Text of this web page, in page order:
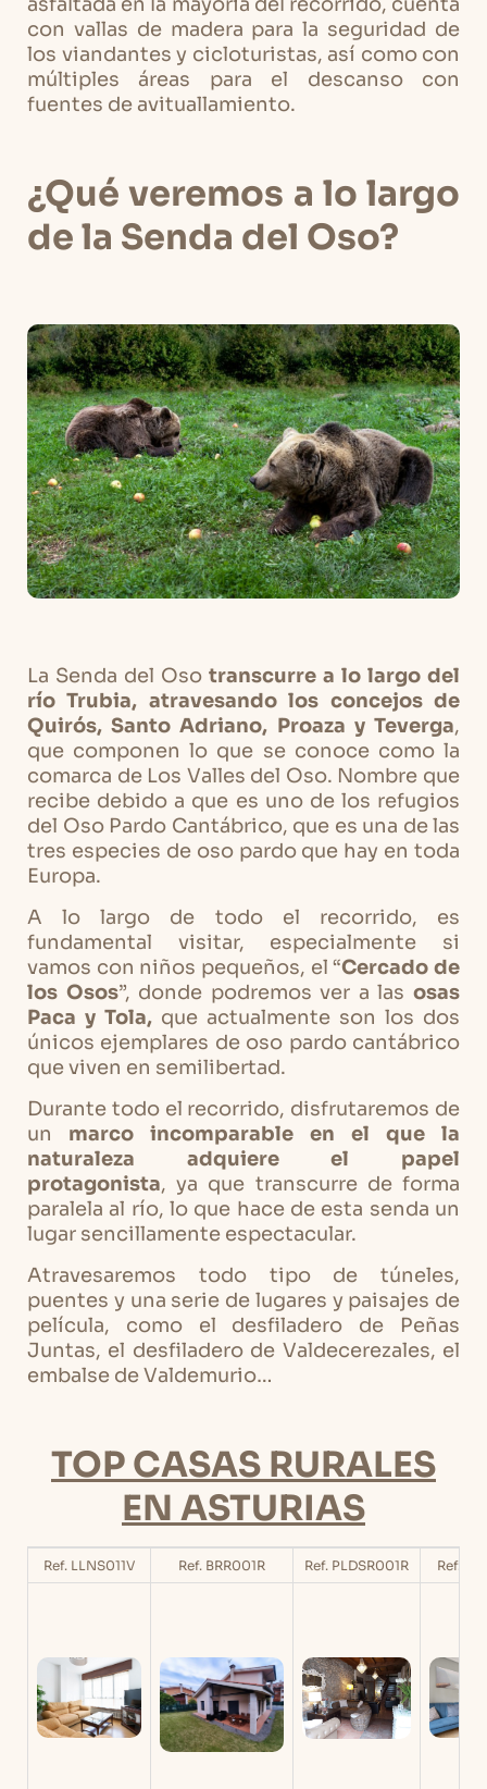
con vallas de madera para la seguridad de
los viandantes y cicloturistas, así como con
múltiples áreas para el descanso con
fuentes de avituallamiento.
¿Qué veremos a lo largo
de la Senda del Oso?
La Senda del Oso transcurre a lo largo del
río Trubia, atravesando los concejos de
Quirós, Santo Adriano, Proaza y Teverga,
que componen lo que se conoce como la
comarca de Los Valles del Oso. Nombre que
recibe debido a que es uno de los refugios
del Oso Pardo Cantábrico, que es una de las
tres especies de oso pardo que hay en toda
Europa.
A lo largo de todo el recorrido, es
fundamental visitar, especialmente si
vamos con niños pequeños, el “Cercado de
los Osos”, donde podremos ver a lasosas
Paca y Tola, que actualmente son los dos
únicos ejemplares de oso pardo cantábrico
que viven en semilibertad.
Durante todo el recorrido, disfrutaremos de
un marco incomparable en el que la
naturaleza adquiere el papel
protagonista, ya que transcurre de forma
paralela al río, lo que hace de esta senda un
lugar sencillamente espectacular.
Atravesaremos todo tipo de túneles,
puentes y una serie de lugares y paisajes de
película, como el desfiladero de Peñas
Juntas, el desfiladero de Valdecerezales, el
embalse de Valdemurio…
TOP CASAS RURALES
EN ASTURIAS
Ref. LLNS011V Ref. BRR001R Ref. PLDSR001R Ref.